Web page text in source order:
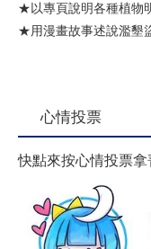
★以專頁說明各種植物
★用漫畫故事述說濫墾
心情投票
快點來按心情投票拿